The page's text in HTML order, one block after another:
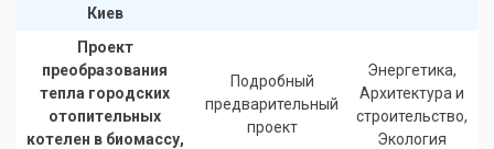
Киев
Проект
преобразования
тепла городских
отопительных
котелен в биомассу,
Подробный
предварительный
проект
Энергетика,
Архитектура и
строительство,
Экология